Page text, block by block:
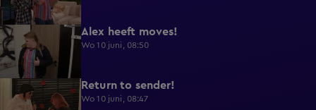
0:43 Alex heeft moves!
Wo 10 juni, 08:50
0:36 Return to sender!
Wo 10 juni, 08:47